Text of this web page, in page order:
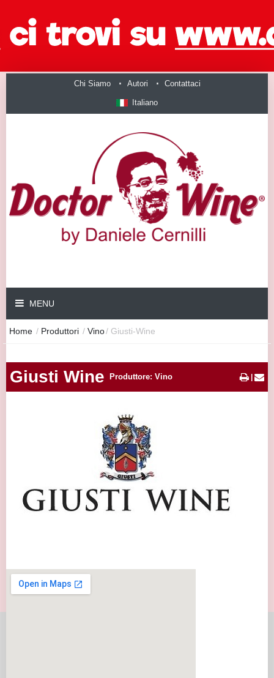
Chi Siamo Autori Contattaci
Italiano
MENU
Home / Produttori / Vino/ Giusti-Wine
Giusti Wine Produttore: Vino |